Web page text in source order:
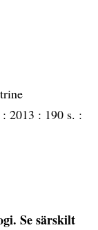
2013 : 190 s. :
Se särskilt